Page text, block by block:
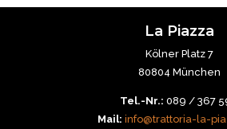
La Piazza
Kölner Platz 7
80804 München
Tel.-Nr.: 089 / 367
Mail: info@trattoria-la-